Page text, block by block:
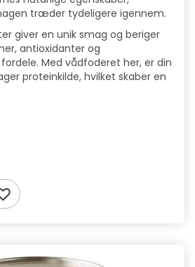
træder tydeligere igennem.
giver en unik smag og beriger
antioxidanter og
Med vådfoderet her, er din
proteinkilde, hvilket skaber en